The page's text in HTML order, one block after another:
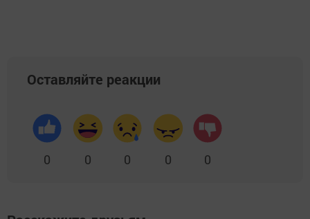
Оставляйте реакции
0 0 0 0 0